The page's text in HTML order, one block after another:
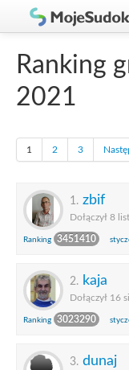
Gracze
Ranking
2021
1 2 3
1. zbif
Dołączył 8
Ranking 3451410
2. kaja
Dołączył 16
Ranking 3023290
3. dunaj